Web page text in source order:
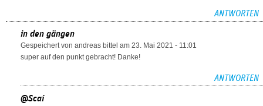
ANTWORTEN
in den gängen
Gespeichert von andreas bittel am 23. Mai 2021 - 11:01
super auf den punkt gebracht! Danke!
ANTWORTEN
@Scai